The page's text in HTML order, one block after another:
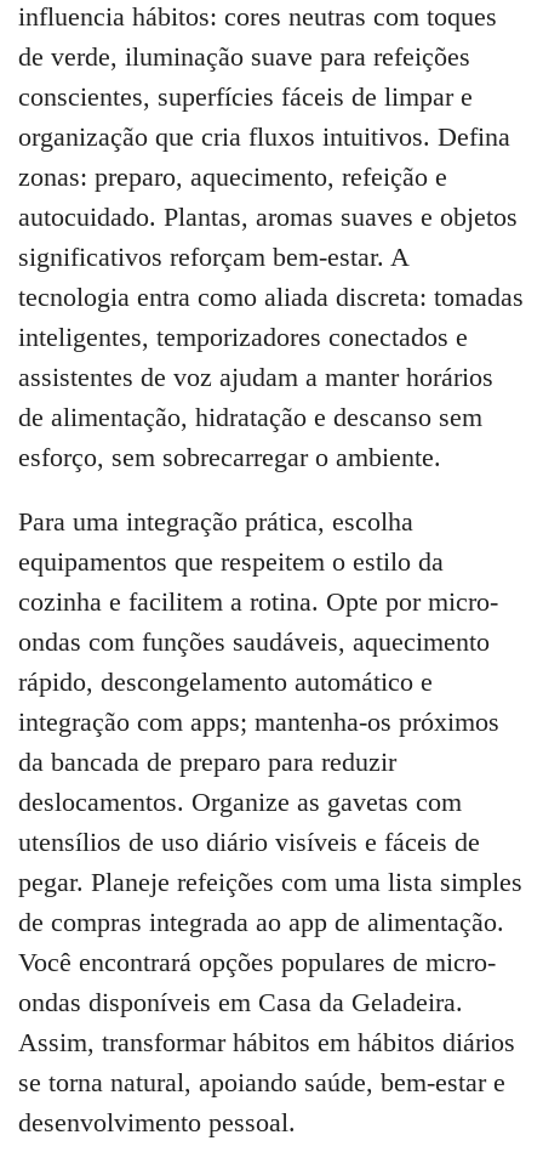
influencia hábitos: cores neutras com toques
de verde, iluminação suave para refeições
conscientes, superfícies fáceis de limpar e
organização que cria fluxos intuitivos. Defina
zonas: preparo, aquecimento, refeição e
autocuidado. Plantas, aromas suaves e objetos
significativos reforçam bem-estar. A
tecnologia entra como aliada discreta: tomadas
inteligentes, temporizadores conectados e
assistentes de voz ajudam a manter horários
de alimentação, hidratação e descanso sem
esforço, sem sobrecarregar o ambiente.
Para uma integração prática, escolha
equipamentos que respeitem o estilo da
cozinha e facilitem a rotina. Opte por micro-
ondas com funções saudáveis, aquecimento
rápido, descongelamento automático e
integração com apps; mantenha-os próximos
da bancada de preparo para reduzir
deslocamentos. Organize as gavetas com
utensílios de uso diário visíveis e fáceis de
pegar. Planeje refeições com uma lista simples
de compras integrada ao app de alimentação.
Você encontrará opções populares de micro-
ondas disponíveis em Casa da Geladeira.
Assim, transformar hábitos em hábitos diários
se torna natural, apoiando saúde, bem-estar e
desenvolvimento pessoal.